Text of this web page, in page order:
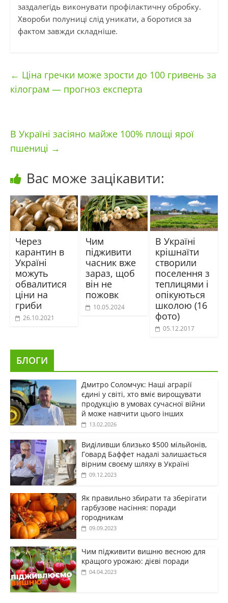
заздалегідь виконувати профілактичну обробку.
Хвороби полуниці слід уникати, а боротися за
фактом завжди складніше.
← Ціна гречки може зрости до 100 гривень за
кілограм — прогноз експерта
В Україні засіяно майже 100% площі ярої
пшениці →
Вас може зацікавити:
Через
карантин в
Україні
можуть
обвалитися
ціни на
гриби
26.10.2021
Чим
підживити
часник вже
зараз, щоб
він не
пожовк
10.05.2024
В Україні
крішнаїти
створили
поселення з
теплицями і
опікуються
школою (16
фото)
05.12.2017
БЛОГИ
Дмитро Соломчук: Наші аграрії
єдині у світі, хто вміє вирощувати
продукцію в умовах сучасної війни
й може навчити цього інших
13.02.2026
Виділивши близько $500 мільйонів,
Говард Баффет надалі залишається
вірним своєму шляху в Україні
09.12.2023
Як правильно збирати та зберігати
гарбузове насіння: поради
городникам
09.09.2023
Чим підживити вишню весною для
кращого урожаю: дієві поради
04.04.2023